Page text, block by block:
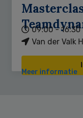
09:00 - 16:30
Van der Valk
Meer informatie